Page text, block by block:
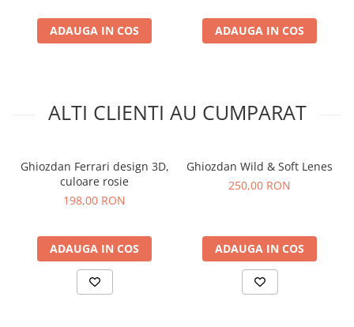
Childhome, brandul de produse premium pentru bebelusi
nascut in Belgia, transforma camera celui mic intr-un loc al
culorii, echilibrului, starii de bine pentru intreaga familie.
ADAUGA IN COS ADAUGA IN COS
ALTI CLIENTI AU CUMPARAT
Ghiozdan Ferrari design 3D,
culoare rosie
198,00 RON
ADAUGA IN COS
Ghiozdan Wild & Soft Lenes
250,00 RON
ADAUGA IN COS